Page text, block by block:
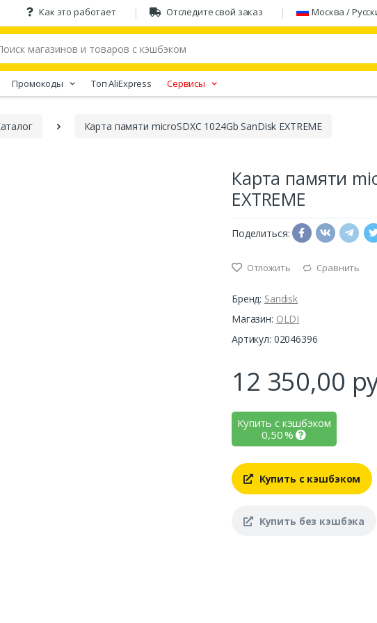
Как это работает Отследите свой заказ Москва /
Промокоды Tоп AliExpress Сервисы
Карта памяти microSDXC 1024Gb SanDisk EXTREME
Карта памяти
EXTREME
Поделиться:
Отложить Сравнить
Бренд: Sandisk
Магазин: OLDI
Артикул: 02046396
12 350,00
Купить с кэшбэком
0,50%
Купить с кэшбэком
Купить без кэшбэка